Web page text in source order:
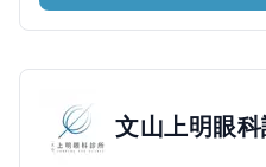
文山上明眼